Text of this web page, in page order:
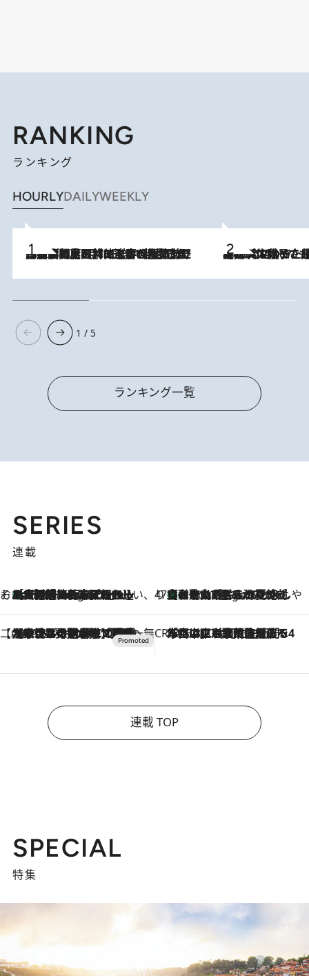
RANKING
ランキング
HOURLYDAILYWEEKLY
2026.8.8
「最後に見られてよかった」上野動物園の東園パンダ舎が解体前に特別公開。8月16日まで延長されたパネル展と共に辿る“半世紀”のパンダ飼育《解体工事の図面あり》 2026.8.5
【阿川佐和子さんの年とる力】なぜ70代で始めた趣味は“こんなに楽しい”のか？ ピアノ、俳句…スランプに陥っても続けられる“ある秘訣”とは
1 / 5
ランキング一覧
SERIES
連載
そおだよおこの関西おいしい、おやつ紀行9 Hours Ago
［大阪府箕面市］一皿一皿目の前で仕上げられる、料理を巧みに組み込んだアシェットデセールコース「ミチル アシェット デセール（Michiru assiette dessert）」 47都道府県の手みやげ ひんやりスイーツで夏を満喫
9 Hours Ago
【和歌山県】この夏絶対食べたい 冷やしておいしいおやつ3選 みかんがごろっと丸ごと入ったジュレ
【CREA×星野リゾート】唯一無二。癒しと発見が待つ場所へ
2026.8.7
【トンボの足水浴】ヒノキの香りに包まれて涼感マックス！約13℃の湧水かけ流しを避暑地「星野温泉 トンボの湯」で体験 CREA'S CHOICE
2026.8.7
「立川にも歌舞伎があるんだよ」 片岡仁左衛門・市川中車ら豪華座組みで4年目の立川立飛歌舞伎へ
連載 TOP
SPECIAL
特集